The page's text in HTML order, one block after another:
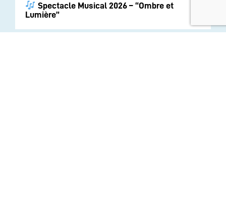
Spectacle Musical 2026 – “Ombre et
Lumière”